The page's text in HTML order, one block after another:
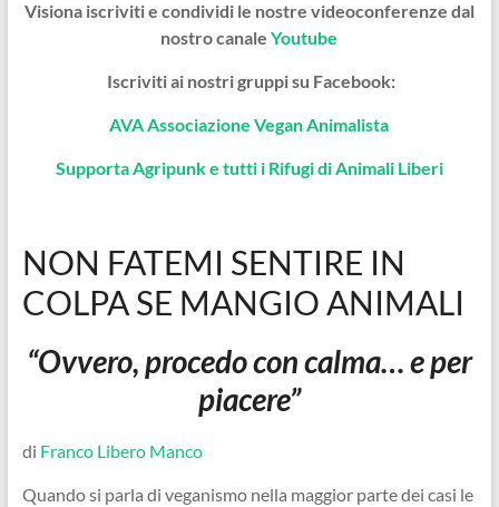
Visiona iscriviti e condividi le nostre videoconferenze dal
nostro canaleYoutube
Iscriviti ai nostri gruppi su Facebook:
AVA Associazione Vegan Animalista
Supporta Agripunk e tutti i Rifugi di Animali Liberi
NON FATEMI SENTIRE IN
COLPA SE MANGIO ANIMALI
“Ovvero, procedo con calma… e per
piacere”
di Franco Libero Manco
Quando si parla di veganismo nella maggior parte dei casi le